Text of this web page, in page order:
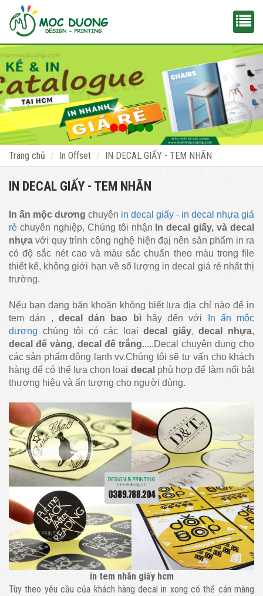
Trang chủ In Offset IN DECAL GIẤY - TEM NHÃN
IN DECAL GIẤY - TEM NHÃN
In ấn mộc dương chuyên in decal giấy - in decal nhựa giá
rẻ chuyên nghiệp, Chúng tôi nhận In decal giấy, và decal
nhựavới quy trình công nghệ hiện đạị nên sản phẩm in ra
có độ sắc nét cao và màu sắc chuẩn theo màu trong file
thiết kế, không giới hạn về số lượng in decal giá rẻ nhất thị
trường.
Nếu bạn đang băn khoăn không biết lựa địa chỉ nào để in
tem dán , decal dán bao bìhãy đến với
In ấn mộc
dương chúng tôi có các loạidecal giấy,decal nhựa,
decal đế vàng, decal đế trắng.....Decal chuyên dụng cho
các sản phẩm đông lạnh vv.Chúng tôi sẽ tư vấn cho khách
hàng để có thể lựa chọn loại decal phù hợp để làm nổi bật
thương hiệu và ấn tượng cho người dùng.
in tem nhãn giấy hcm
Tùy theo yêu cầu của khách hàng decal in xong có thể cán màng